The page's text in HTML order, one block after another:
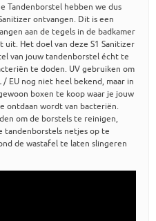
Tandenborstel hebben we dus
ontvangen. Dit is een
aan de tegels in de badkamer
Het doel van deze S1 Sanitizer
van jouw tandenborstel écht te
te doden. UV gebruiken om
EU nog niet heel bekend, maar in
boxen te koop waar je jouw
ontdaan wordt van bacteriën.
om de borstels te reinigen,
tandenborstels netjes op te
de wastafel te laten slingeren